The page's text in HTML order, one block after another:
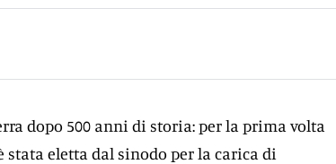
dopo 500 anni di storia: per la prima volta
stata eletta dal sinodo per la carica di